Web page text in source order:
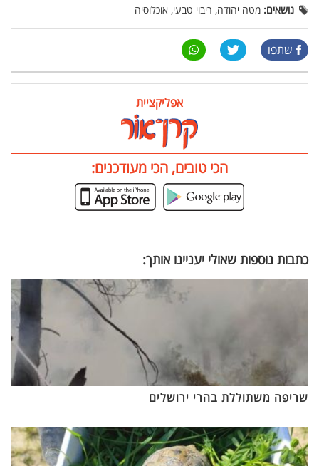
נושאים: מטה יהודה, ריבוי טבעי, אוכלוסיה
שתפו
אפליקציית
הכי טובים, הכי מעודכנים:
כתבות נוספות שאולי יעניינו אותך:
שריפה משתוללת בהרי ירושלים